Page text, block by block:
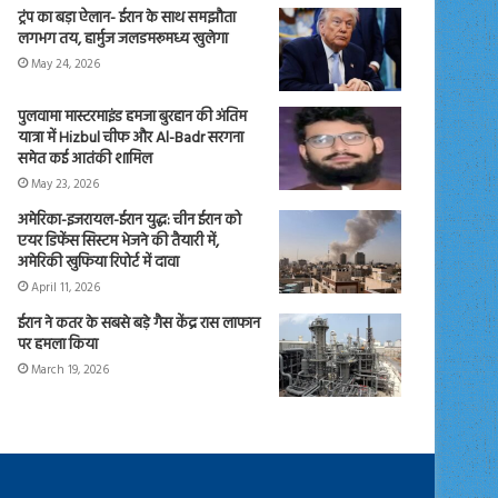
ट्रंप का बड़ा ऐलान- ईरान के साथ समझौता
लगभग तय, हार्मुज जलडमरूमध्य खुलेगा
May 24, 2026
पुलवामा मास्टरमाइंड हमजा बुरहान की अंतिम
यात्रा में Hizbul चीफ और Al-Badr सरगना
समेत कई आतंकी शामिल
May 23, 2026
अमेरिका-इजरायल-ईरान युद्ध: चीन ईरान को
एयर डिफेंस सिस्टम भेजने की तैयारी में,
अमेरिकी खुफिया रिपोर्ट में दावा
April 11, 2026
ईरान ने कतर के सबसे बड़े गैस केंद्र रास लाफान
पर हमला किया
March 19, 2026